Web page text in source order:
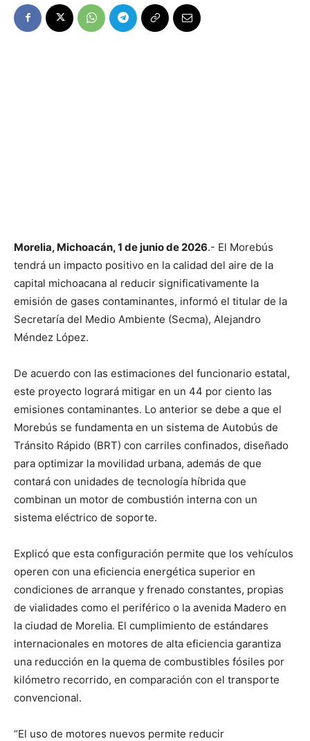
Morelia, Michoacán, 1 de junio de 2026.- El Morebús
tendrá un impacto positivo en la calidad del aire de la
capital michoacana al reducir significativamente la
emisión de gases contaminantes, informó el titular de la
Secretaría del Medio Ambiente (Secma), Alejandro
Méndez López.
De acuerdo con las estimaciones del funcionario estatal,
este proyecto logrará mitigar en un 44 por ciento las
emisiones contaminantes. Lo anterior se debe a que el
Morebús se fundamenta en un sistema de Autobús de
Tránsito Rápido (BRT) con carriles confinados, diseñado
para optimizar la movilidad urbana, además de que
contará con unidades de tecnología híbrida que
combinan un motor de combustión interna con un
sistema eléctrico de soporte.
Explicó que esta configuración permite que los vehículos
operen con una eficiencia energética superior en
condiciones de arranque y frenado constantes, propias
de vialidades como el periférico o la avenida Madero en
la ciudad de Morelia. El cumplimiento de estándares
internacionales en motores de alta eficiencia garantiza
una reducción en la quema de combustibles fósiles por
kilómetro recorrido, en comparación con el transporte
convencional.
“El uso de motores nuevos permite reducir